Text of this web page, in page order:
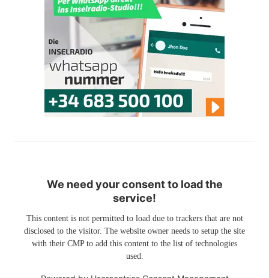
We need your consent to load the
service!
This content is not permitted to load due to trackers that are not
disclosed to the visitor. The website owner needs to setup the site
with their CMP to add this content to the list of technologies
used.